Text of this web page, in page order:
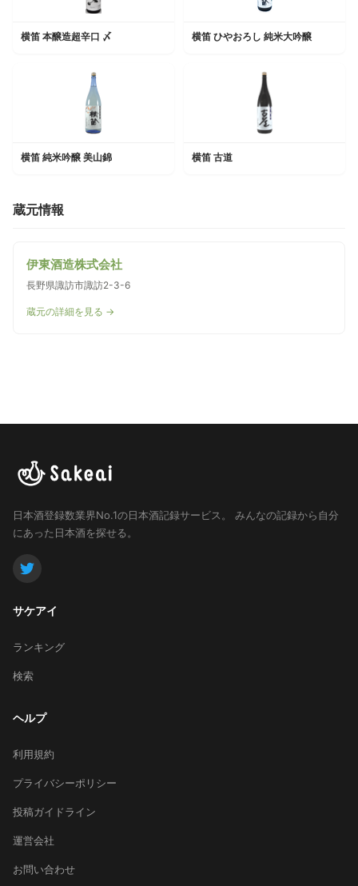
横笛 本醸造超辛口 〆 横笛 ひやおろし 純米大吟醸
横笛 純米吟醸 美山錦 横笛 古道
蔵元情報
伊東酒造株式会社
長野県諏訪市諏訪2-3-6
蔵元の詳細を見る →
日本酒登録数業界No.1の日本酒記録サービス。
みんなの記録から自分
にあった日本酒を探せる。
サケアイ
ランキング
検索
ヘルプ
利用規約
プライバシーポリシー
投稿ガイドライン
運営会社
お問い合わせ